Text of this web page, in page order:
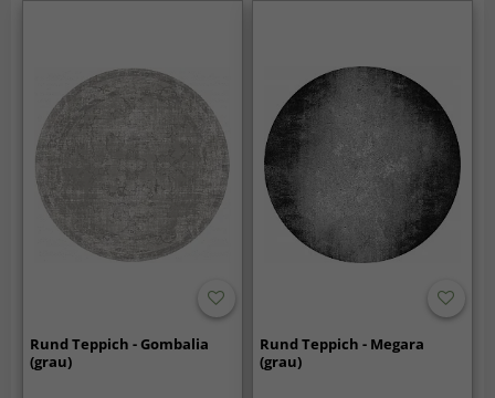
Rund Teppich - Gombalia
(grau)
Rund Teppich - Megara
(grau)